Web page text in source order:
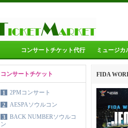
コンサートチケット代行 ミュージカ
コンサートチケット
1
2PMコンサート
2
AESPAソウルコン
3
BACK NUMBERソウルコ
ン
FIDA